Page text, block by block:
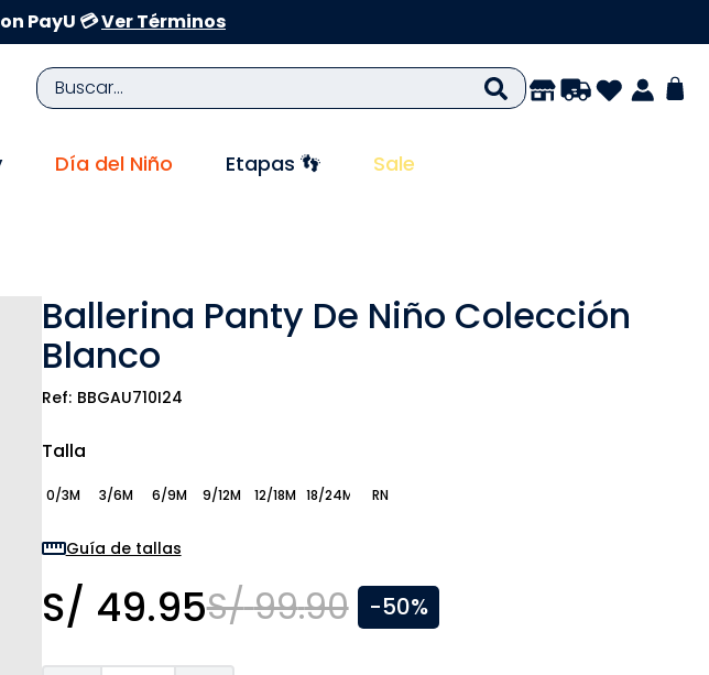
PayU 💳Ver Términos
Buscar...
Día del Niño Etapas 👣 Sale
Ballerina Panty De Niño Colección
Blanco
BBGAU710I24
Talla
0/3M 3/6M 6/9M 9/12M 12/18M 18/24M RN
Guía de tallas
S/ 49.95S/ 99.90 -50%